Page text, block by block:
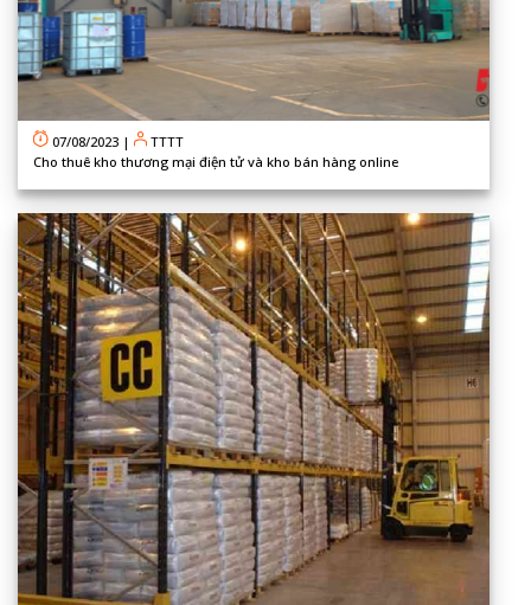
07/08/2023 |
TTTT
Cho thuê kho thương mại điện tử và kho bán hàng online